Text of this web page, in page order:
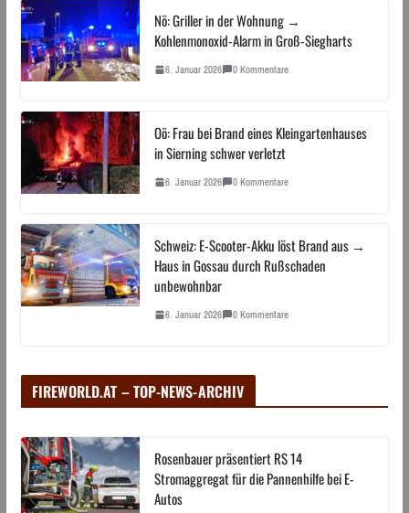
Nö: Griller in der Wohnung →
Kohlenmonoxid-Alarm in Groß-Siegharts
6. Januar 2026 0 Kommentare
Oö: Frau bei Brand eines Kleingartenhauses
in Sierning schwer verletzt
6. Januar 2026 0 Kommentare
Schweiz: E-Scooter-Akku löst Brand aus →
Haus in Gossau durch Rußschaden
unbewohnbar
6. Januar 2026 0 Kommentare
FIREWORLD.AT – TOP-NEWS-ARCHIV
Rosenbauer präsentiert RS 14
Stromaggregat für die Pannenhilfe bei E-
Autos